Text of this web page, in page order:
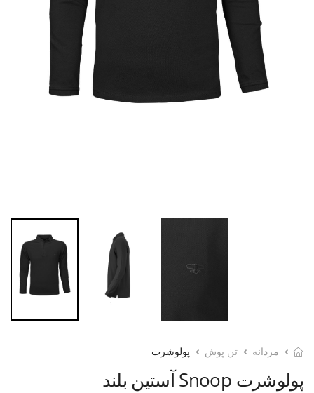
مردانه تن پوش پولوشرت
پولوشرت Snoop آستین بلند